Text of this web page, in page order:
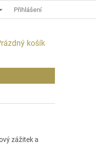
Přihlášení
košík
zážitek a